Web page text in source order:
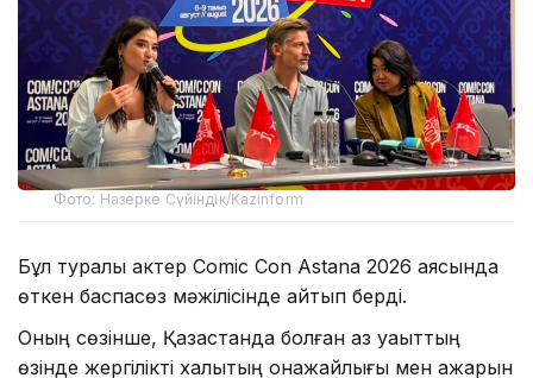
Фото: Назерке Сүйіндік/Kazinform
Бұл туралы актер Comic Con Astana 2026 аясында
өткен баспасөз мәжілісінде айтып берді.
Оның сөзінше, Қазақстанда болған аз уақыттың
өзінде жергілікті халықтың қонақжайлығы мен ақжарқын